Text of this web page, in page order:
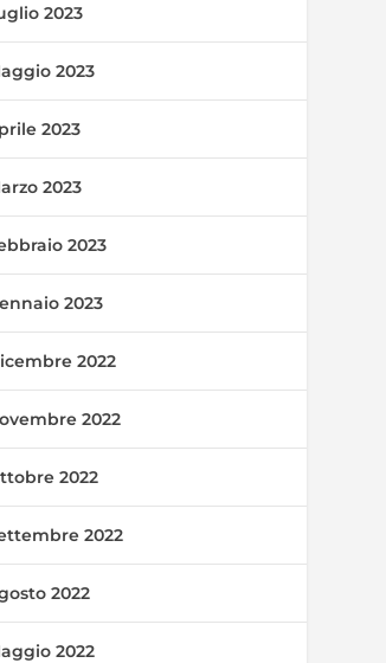
2023
2023
2023
2023
2023
2023
2022
2022
2022
2022
2022
2022